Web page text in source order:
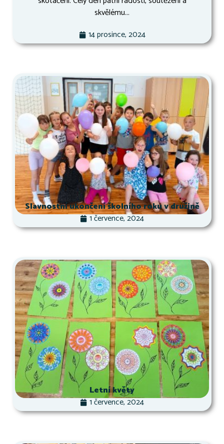
skvělému...
14 prosince, 2024
Slavnostní ukončení školního roku v družině
1 července, 2024
Letní květy
1 července, 2024